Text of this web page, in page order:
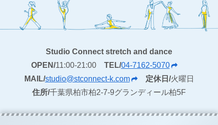
Studio Connect stretch and dance
OPEN/11:00-21:00 TEL/04-7162-5070
MAIL/studio@stconnect-k.com 定休日/火曜日
住所/千葉県柏市柏2-7-9グランディール柏5F